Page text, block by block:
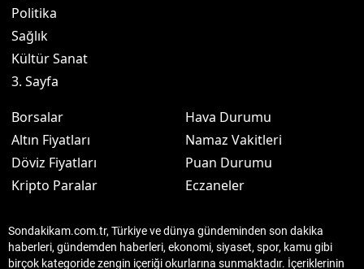
Politika
Sağlık
Kültür Sanat
3. Sayfa
Borsalar
Altın Fiyatları
Döviz Fiyatları
Kripto Paralar
Hava Durumu
Namaz Vakitleri
Puan Durumu
Eczaneler
Sondakikam.com.tr, Türkiye ve dünya gündeminden son dakika
haberleri, gündemden haberleri, ekonomi, siyaset, spor, kamu gibi
birçok kategoride zengin içeriği okurlarına sunmaktadır. İçeriklerinin